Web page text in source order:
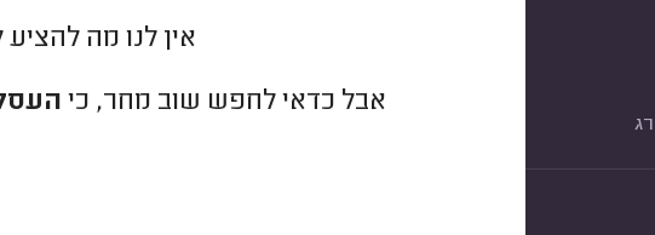
אין לנו מה
אבל כדאי לחפש שוב מחר, כי